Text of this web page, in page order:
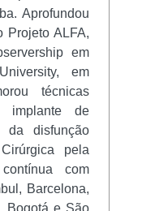
Aprofundou
Projeto ALFA,
em
em
técnicas
implante de
da disfunção
pela
com
Barcelona,
Bogotá e São